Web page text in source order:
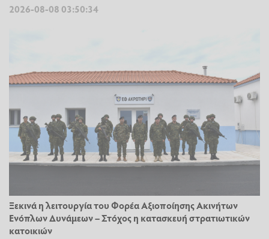
2026-08-08 03:50:34
Ξεκινά η λειτουργία του Φορέα Αξιοποίησης Ακινήτων
Ενόπλων Δυνάμεων – Στόχος η κατασκευή στρατιωτικών
κατοικιών